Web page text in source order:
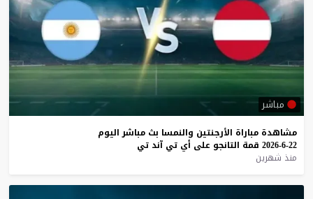
مباشر
مشاهدة مباراة الأرجنتين والنمسا بث مباشر اليوم
22-6-2026
قمة التانجو على أي تي آند تي
منذ شهرين